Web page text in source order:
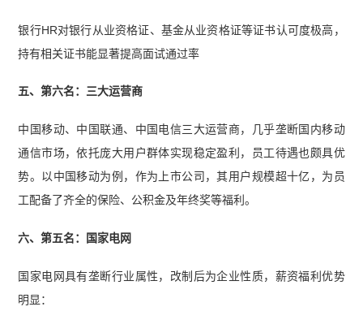
银行HR对银行从业资格证、基金从业资格证等证书认可度极高，
持有相关证书能显著提高面试通过率
五、第六名：三大运营商
中国移动、中国联通、中国电信三大运营商，几乎垄断国内移动
通信市场，依托庞大用户群体实现稳定盈利，员工待遇也颇具优
势。以中国移动为例，作为上市公司，其用户规模超十亿，为员
工配备了齐全的保险、公积金及年终奖等福利。
六、第五名：国家电网
国家电网具有垄断行业属性，改制后为企业性质，薪资福利优势
明显：